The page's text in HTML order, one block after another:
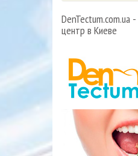
DenTectum.com.ua
центр в Киеве